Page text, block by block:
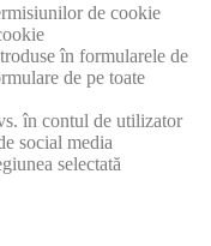
de cookie
în formularele de
de pe toate
în contul de utilizator
social media
selectată